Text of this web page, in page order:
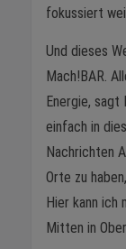
fokussiert
Und dieses
Mach!BAR.
Energie, sagt
einfach in
Nachrichten
Orte zu
Hier kann ich
Mitten in